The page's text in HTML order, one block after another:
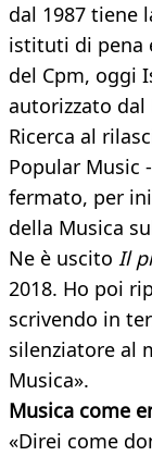
dal 1987 tiene
istituti di pena
del Cpm, oggi
autorizzato dal
Ricerca al
Popular Music
fermato, per
della Musica
Ne è uscito Il
2018. Ho poi
scrivendo in
silenziatore al
Musica».
Musica come
«Direi come